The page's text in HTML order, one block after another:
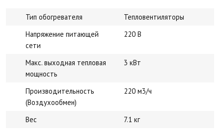
Тип обогревателя
Тепловентиляторы
Напряжение питающей
сети
220 В
Макс. выходная тепловая
мощность
3 кВт
Производительность
(Воздухообмен)
220 м3/ч
Вес
7.1 кг